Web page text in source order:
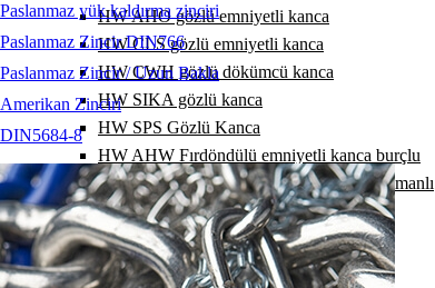
Paslanmaz yük kaldırma zinciri
Paslanmaz Zincir DIN766
Paslanmaz Zincir / Uzun Bakla
Amerikan Zinciri
DIN5684-8
HW AHO gözlü emniyetli kanca
HW CLS gözlü emniyetli kanca
HW CWH gözlü dökümcü kanca
HW SIKA gözlü kanca
HW SPS Gözlü Kanca
HW AHW Fırdöndülü emniyetli kanca burçlu
HW AHW Fırdöndülü emniyetli kanca rulmanlı
HW WHS Fırdöndülü Kanca Burçlu
HW WHS fırdöndülü kanca Rulmanlı
HW KV ek kilit